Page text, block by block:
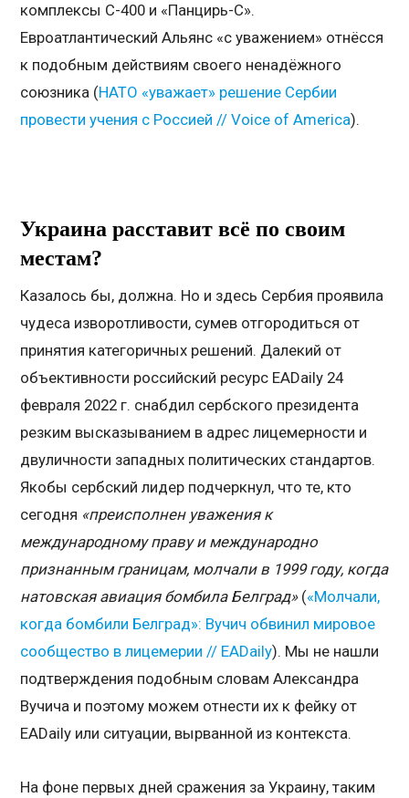
комплексы С-400 и «Панцирь-С».
Евроатлантический Альянс «с уважением» отнёсся
к подобным действиям своего ненадёжного
союзника (НАТО «уважает» решение Сербии
провести учения с Россией // Voice of America).
Украина расставит всё по своим
местам?
Казалось бы, должна. Но и здесь Сербия проявила
чудеса изворотливости, сумев отгородиться от
принятия категоричных решений. Далекий от
объективности российский ресурс EADaily 24
февраля 2022 г. снабдил сербского президента
резким высказыванием в адрес лицемерности и
двуличности западных политических стандартов.
Якобы сербский лидер подчеркнул, что те, кто
сегодня «преисполнен уважения к
международному праву и международно
признанным границам, молчали в 1999 году, когда
натовская авиация бомбила Белград»(«Молчали,
когда бомбили Белград»: Вучич обвинил мировое
сообщество в лицемерии // EADaily). Мы не нашли
подтверждения подобным словам Александра
Вучича и поэтому можем отнести их к фейку от
EADaily или ситуации, вырванной из контекста.
На фоне первых дней сражения за Украину, таким